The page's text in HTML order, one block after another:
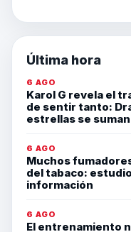
Última hora
6 AGO
Karol G revela el
de sentir tanto:
estrellas se
6 AGO
Muchos
del tabaco:
información
6 AGO
El entrenamiento